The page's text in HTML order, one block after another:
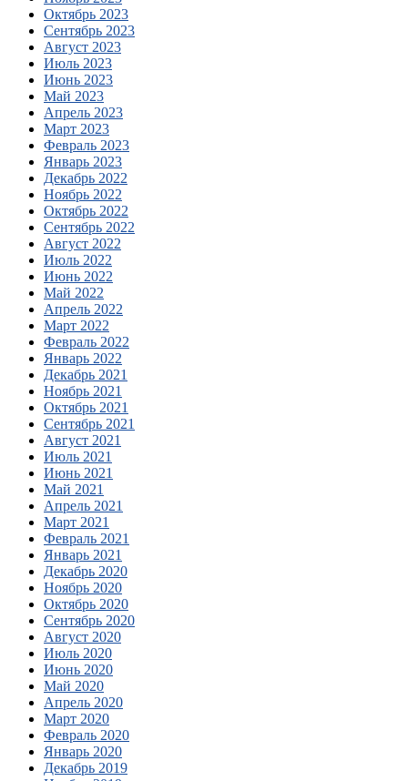
Октябрь 2023
Сентябрь 2023
Август 2023
Июль 2023
Июнь 2023
Май 2023
Апрель 2023
Март 2023
Февраль 2023
Январь 2023
Декабрь 2022
Ноябрь 2022
Октябрь 2022
Сентябрь 2022
Август 2022
Июль 2022
Июнь 2022
Май 2022
Апрель 2022
Март 2022
Февраль 2022
Январь 2022
Декабрь 2021
Ноябрь 2021
Октябрь 2021
Сентябрь 2021
Август 2021
Июль 2021
Июнь 2021
Май 2021
Апрель 2021
Март 2021
Февраль 2021
Январь 2021
Декабрь 2020
Ноябрь 2020
Октябрь 2020
Сентябрь 2020
Август 2020
Июль 2020
Июнь 2020
Май 2020
Апрель 2020
Март 2020
Февраль 2020
Январь 2020
Декабрь 2019